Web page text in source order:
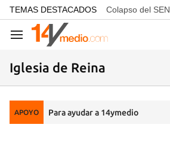
common.go-to-content
TEMAS DESTACADOS Colapso del SEN
Navegación
Iglesia de Reina
APOYO Para ayudar a 14ymedio